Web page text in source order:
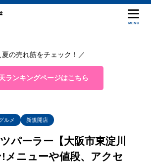
MENU
夏の売れ筋をチェック！／
ランキングページはこちら
ルメ 新規開店
パーラー【大阪市東淀川
メニューや値段、アクセ